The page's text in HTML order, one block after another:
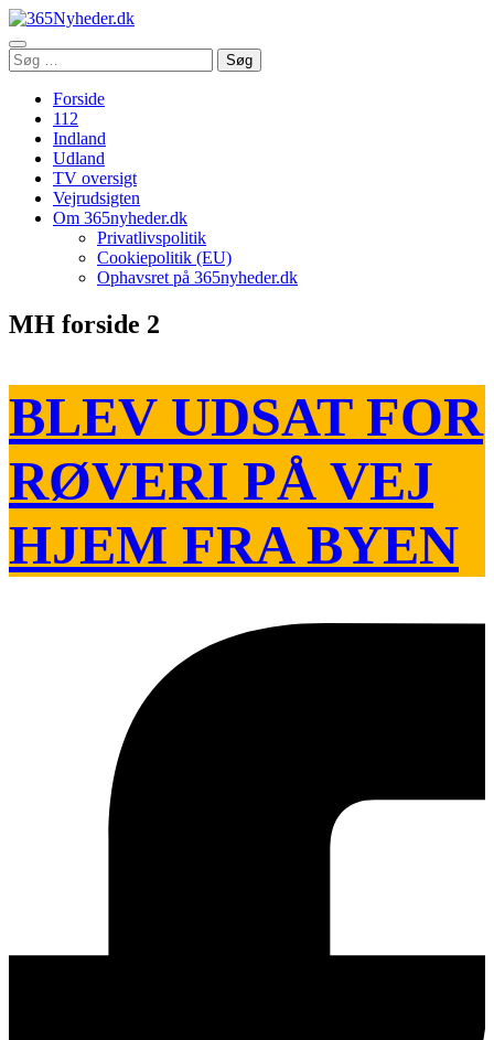
Åbn
menu
Søg
efter:
Søg
Forside
112
Indland
Udland
TV oversigt
Vejrudsigten
Om 365nyheder.dk
Privatlivspolitik
Cookiepolitik (EU)
Ophavsret på 365nyheder.dk
MH forside 2
BLEV UDSAT FOR
RØVERI PÅ VEJ
HJEM FRA BYEN